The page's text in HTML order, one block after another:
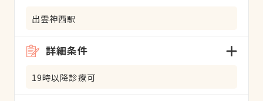
出雲神西駅
詳細条件
19時以降診療可